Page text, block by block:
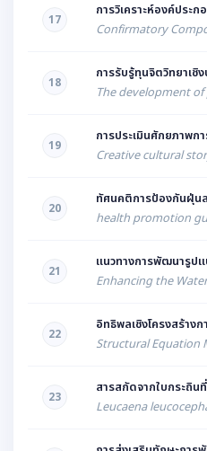
17
การวิเคราะห์องค์ประ
Confirmatory
18
การรับรู้ทุนจิตวิทยาเชิ
The development
19
การประเมินศักยภาพก
Creative cultural
20
ทัศนคติการป้องกันฝุ่นล
health promotion
21
แนวทางการพัฒนารูปแ
Enhancing the
22
อิทธิพลเชิงโครงสร้าง
Structural Equation
23
สารสกัดจากใบกระถิ
Leucaena